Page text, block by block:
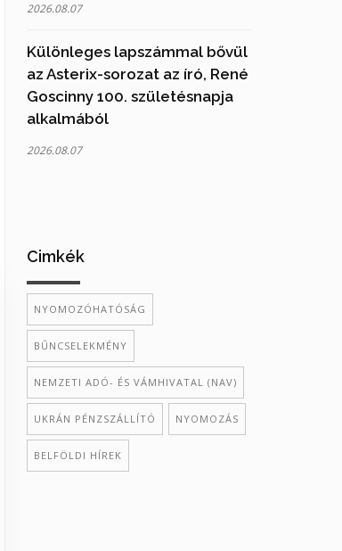
2026.08.07
Különleges lapszámmal bővül
az Asterix-sorozat az író, René
Goscinny 100. születésnapja
alkalmából
2026.08.07
Cimkék
NYOMOZÓHATÓSÁG
BŰNCSELEKMÉNY
NEMZETI ADÓ- ÉS VÁMHIVATAL (NAV)
UKRÁN PÉNZSZÁLLÍTÓ NYOMOZÁS
BELFÖLDI HÍREK